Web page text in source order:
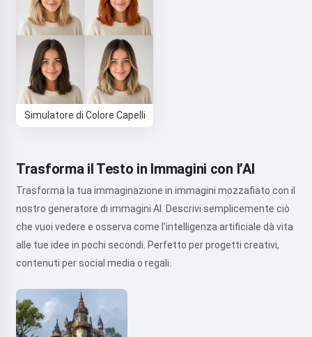
Simulatore di Colore Capelli
Trasforma il Testo in Immagini con l’AI
Trasforma la tua immaginazione in immagini mozzafiato con il
nostro generatore di immagini AI. Descrivi semplicemente ciò
che vuoi vedere e osserva come l'intelligenza artificiale dà vita
alle tue idee in pochi secondi. Perfetto per progetti creativi,
contenuti per social media o regali.